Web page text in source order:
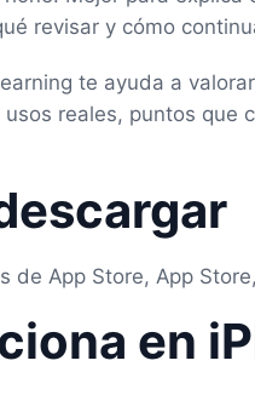
revisar y cómo
te ayuda a
reales, puntos
de App Store, App
en